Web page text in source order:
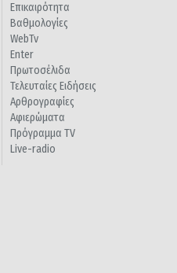
Επικαιρότητα
Βαθμολογίες
WebTv
Enter
Πρωτοσέλιδα
Τελευταίες Ειδήσεις
Αρθρογραφίες
Αφιερώματα
Πρόγραμμα TV
Live-radio